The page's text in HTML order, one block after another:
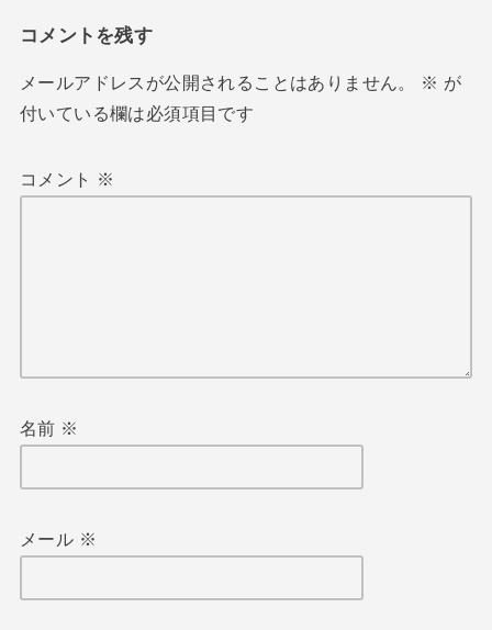
コメントを残す
メールアドレスが公開されることはありません。 ※ が
付いている欄は必須項目です
コメント ※
名前 ※
メール ※